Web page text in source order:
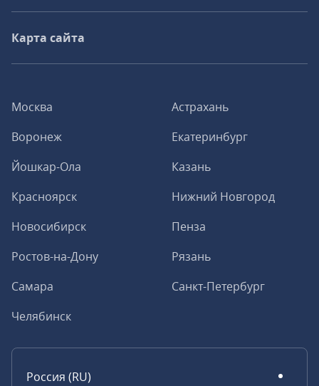
Москва
Астрахань
Воронеж
Екатеринбург
Йошкар-Ола
Казань
Красноярск
Нижний Новгород
Новосибирск
Пенза
Ростов-на-Дону
Рязань
Самара
Санкт-Петербург
Челябинск
Россия (RU)
Карта сайта